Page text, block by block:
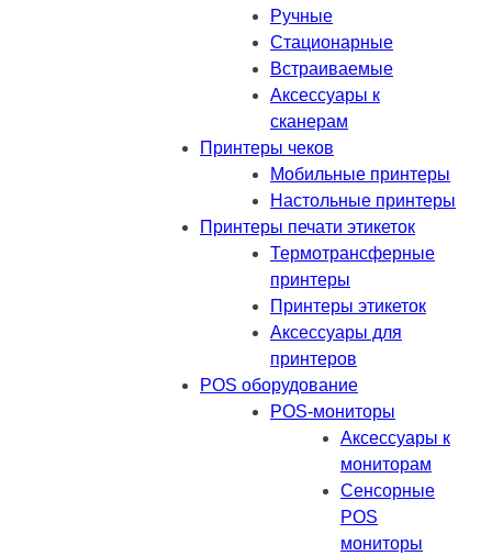
Ручные
Стационарные
Встраиваемые
Аксессуары к
сканерам
Принтеры чеков
Мобильные принтеры
Настольные принтеры
Принтеры печати этикеток
Термотрансферные
принтеры
Принтеры этикеток
Аксессуары для
принтеров
POS оборудование
POS-мониторы
Аксессуары к
мониторам
Сенсорные
POS
мониторы